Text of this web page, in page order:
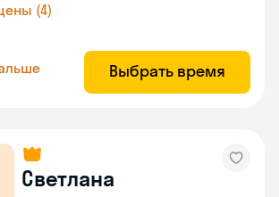
(4)
Выбрать время
Светлана